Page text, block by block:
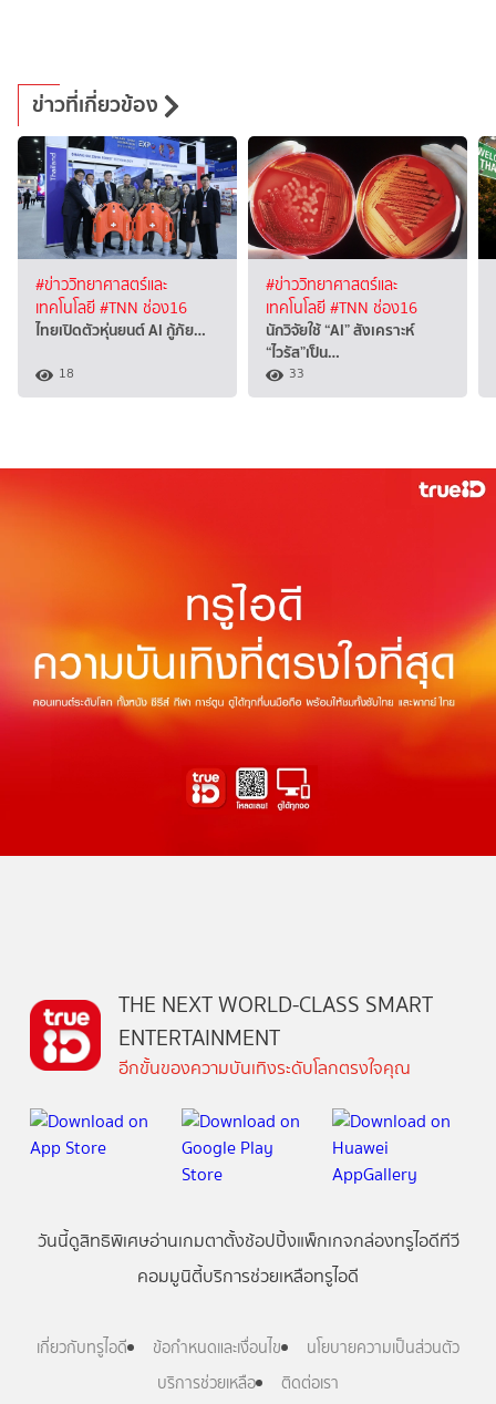
ข่าวที่เกี่ยวข้อง
#ข่าววิทยาศาสตร์และ
เทคโนโลยี#TNN ช่อง16
ไทยเปิดตัวหุ่นยนต์ AI กู้ภัย…
18
#ข่าววิทยาศาสตร์และ
เทคโนโลยี#TNN ช่อง16
นักวิจัยใช้ “AI” สังเคราะห์
“ไวรัส”เป็น…
33
THE NEXT WORLD-CLASS SMART
ENTERTAINMENT
อีกขั้นของความบันเทิงระดับโลกตรงใจคุณ
วันนี้ดูสิทธิพิเศษอ่านเกมตาตั้งช้อปปิ้งแพ็กเกจกล่องทรูไอดีทีวี
คอมมูนิตี้บริการช่วยเหลือทรูไอดี
เกี่ยวกับทรูไอดี ข้อกำหนดและเงื่อนไข
นโยบายความเป็นส่วนตัว
บริการช่วยเหลือ
ติดต่อเรา